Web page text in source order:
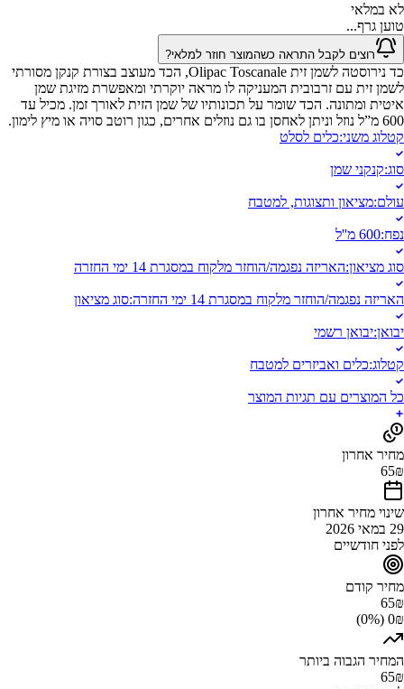
לא במלאי
טוען גרף...
רוצים לקבל התראה כשהמוצר חוזר למלאי?
כד נירוסטה לשמן זית Olipac Toscanale, הכד מעוצב בצורת קנקן מסורתי
לשמן זית עם זרבובית המעניקה לו מראה יוקרתי ומאפשרת מזיגת שמן
איטית ומתונה. הכד שומר על תכונותיו של שמן הזית לאורך זמן. מכיל עד
600 מ”ל נוזל וניתן לאחסן בו גם נוזלים אחרים, כגון רוטב סויה או מיץ לימון.
קטלוג משני:כלים לסלט
סוג:קנקני שמן
עולם:מציאון ותצוגות, למטבח
נפח:600 מ''ל
סוג מציאון:האריזה נפגמה/הוחזר מלקוח במסגרת 14 ימי החזרה
האריזה נפגמה/הוחזר מלקוח במסגרת 14 ימי החזרה :סוג מציאון
יבואן:יבואן רשמי
קטלוג:כלים ואביזרים למטבח
כל המוצרים עם תגיות המוצר
מחיר אחרון
65₪
שינוי מחיר אחרון
29 במאי 2026
לפני חודשיים
מחיר קודם
65₪
0₪ (0%)
המחיר הגבוה ביותר
65₪